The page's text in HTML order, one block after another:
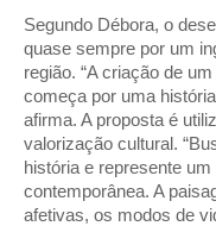
Segundo Débora, o
quase sempre por um
região. “A criação de
começa por uma
afirma. A proposta é
valorização cultural.
história e represente
contemporânea. A
afetivas, os modos de